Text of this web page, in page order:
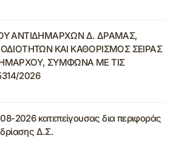
ΑΝΤΙΔΗΜΑΡΧΩΝ Δ. ΔΡΑΜΑΣ,
ΚΑΙ ΚΑΘΟΡΙΣΜΟΣ ΣΕΙΡΑΣ
ΣΥΜΦΩΝΑ ΜΕ ΤΙΣ
2026
2026 κατεπείγουσας δια περιφοράς
Δ.Σ.